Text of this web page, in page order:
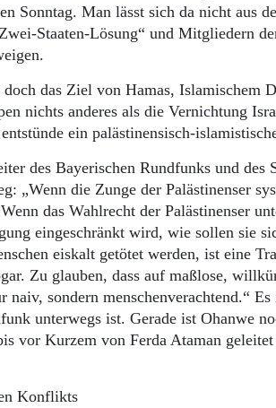
Sonntag. Man lässt sich da nicht aus
Staaten-Lösung“ und Mitgliedern
das Ziel von Hamas, Islamischem
nichts anderes als die Vernichtung
ein palästinensisch-
des Bayerischen Rundfunks und
„Wenn die Zunge der Palästinenser
das Wahlrecht der Palästinenser
eingeschränkt wird, wie sollen sie
eiskalt getötet werden, ist eine
Zu glauben, dass auf maßlose,
naiv, sondern menschenverachtend.“
unterwegs ist. Gerade ist Ohanwe
vor Kurzem von Ferda Ataman
Konflikts